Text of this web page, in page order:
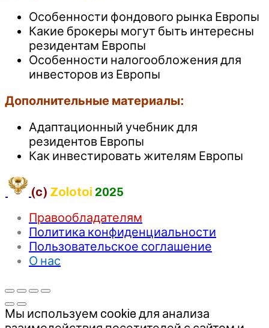
Особенности фондового рынка Европы
Какие брокеры могут быть интересны
резидентам Европы
Особенности налогообложения для
инвесторов из Европы
Дополнительные материалы:
Адаптационный учебник для
резидентов Европы
Как инвестировать жителям Европы
(c) Zolotoi 2025
Правообладателям
Политика конфиденциальности
Пользовательское соглашение
О нас
Мы используем cookie для анализа